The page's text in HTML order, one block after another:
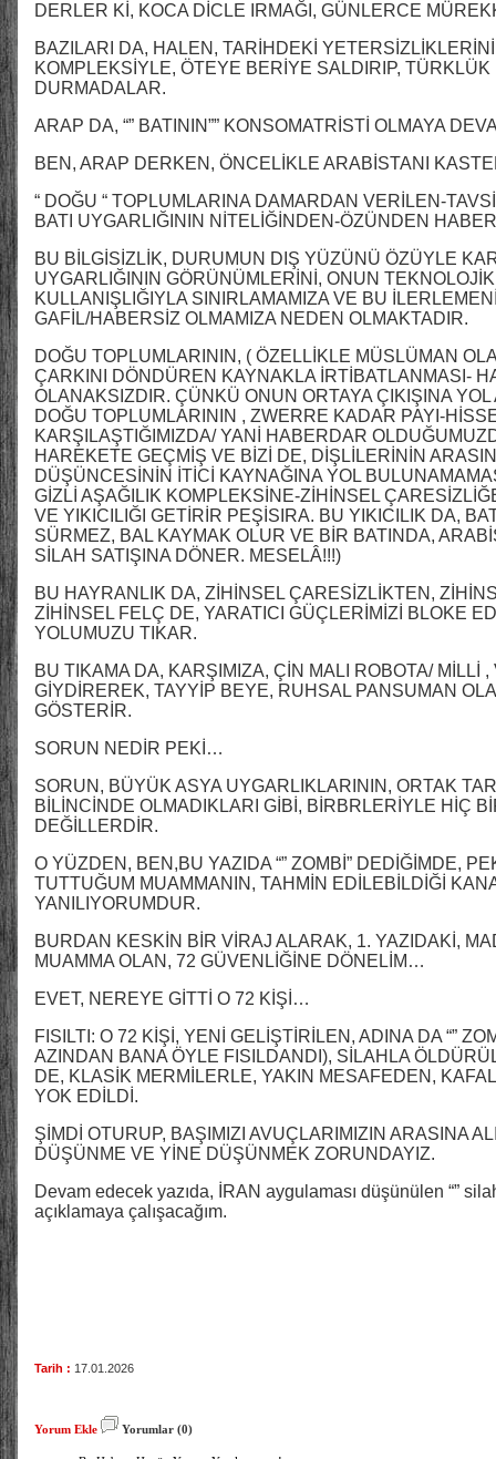
DERLER Kİ, KOCA DİCLE IRMAĞI, GÜNLERCE
BAZILARI DA, HALEN, TARİHDEKİ
KOMPLEKSİYLE, ÖTEYE BERİYE SALDIRIP,
DURMADALAR.
ARAP DA, “” BATININ”” KONSOMATRİSTİ OLMAYA
BEN, ARAP DERKEN, ÖNCELİKLE ARABİSTANI
“ DOĞU “ TOPLUMLARINA DAMARDAN VERİLEN-
BATI UYGARLIĞININ NİTELİĞİNDEN-ÖZÜNDEN
BU BİLGİSİZLİK, DURUMUN DIŞ YÜZÜNÜ ÖZÜYLE
UYGARLIĞININ GÖRÜNÜMLERİNİ, ONUN
KULLANIŞLIĞIYLA SINIRLAMAMIZA VE BU
GAFİL/HABERSİZ OLMAMIZA NEDEN OLMAKTADIR.
DOĞU TOPLUMLARININ, ( ÖZELLİKLE MÜSLÜMAN
ÇARKINI DÖNDÜREN KAYNAKLA İRTİBATLANMASI-
OLANAKSIZDIR. ÇÜNKÜ ONUN ORTAYA ÇIKIŞINA
DOĞU TOPLUMLARININ , ZWERRE KADAR PAYI-
KARŞILAŞTIĞIMIZDA/ YANİ HABERDAR
HAREKETE GEÇMİŞ VE BİZİ DE, DİŞLİLERİNİN
DÜŞÜNCESİNİN İTİCİ KAYNAĞINA YOL
GİZLİ AŞAĞILIK KOMPLEKSİNE-ZİHİNSEL
VE YIKICILIĞI GETİRİR PEŞİSIRA. BU YIKICILIK DA,
SÜRMEZ, BAL KAYMAK OLUR VE BİR BATINDA,
SİLAH SATIŞINA DÖNER. MESELÂ!!!)
BU HAYRANLIK DA, ZİHİNSEL ÇARESİZLİKTEN,
ZİHİNSEL FELÇ DE, YARATICI GÜÇLERİMİZİ BLOKE
YOLUMUZU TIKAR.
BU TIKAMA DA, KARŞIMIZA, ÇİN MALI ROBOTA/ MİLLİ
GİYDİREREK, TAYYİP BEYE, RUHSAL PANSUMAN
GÖSTERİR.
SORUN NEDİR PEKİ…
SORUN, BÜYÜK ASYA UYGARLIKLARININ, ORTAK
BİLİNCİNDE OLMADIKLARI GİBİ, BİRBRLERİYLE HİÇ
DEĞİLLERDİR.
O YÜZDEN, BEN,BU YAZIDA “” ZOMBİ” DEDİĞİMDE,
TUTTUĞUM MUAMMANIN, TAHMİN EDİLEBİLDİĞİ
YANILIYORUMDUR.
BURDAN KESKİN BİR VİRAJ ALARAK, 1. YAZIDAKİ,
MUAMMA OLAN, 72 GÜVENLİĞİNE DÖNELİM…
EVET, NEREYE GİTTİ O 72 KİŞİ…
FISILTI: O 72 KİŞİ, YENİ GELİŞTİRİLEN, ADINA DA “”
AZINDAN BANA ÖYLE FISILDANDI), SİLAHLA
DE, KLASİK MERMİLERLE, YAKIN MESAFEDEN,
YOK EDİLDİ.
ŞİMDİ OTURUP, BAŞIMIZI AVUÇLARIMIZIN ARASINA
DÜŞÜNME VE YİNE DÜŞÜNMEK ZORUNDAYIZ.
Devam edecek yazıda, İRAN aygulaması düşünülen “”
açıklamaya çalışacağım.
Tarih : 17.01.2026
Yorum Ekle Yorumlar (0)